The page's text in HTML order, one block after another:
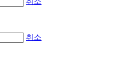
취소